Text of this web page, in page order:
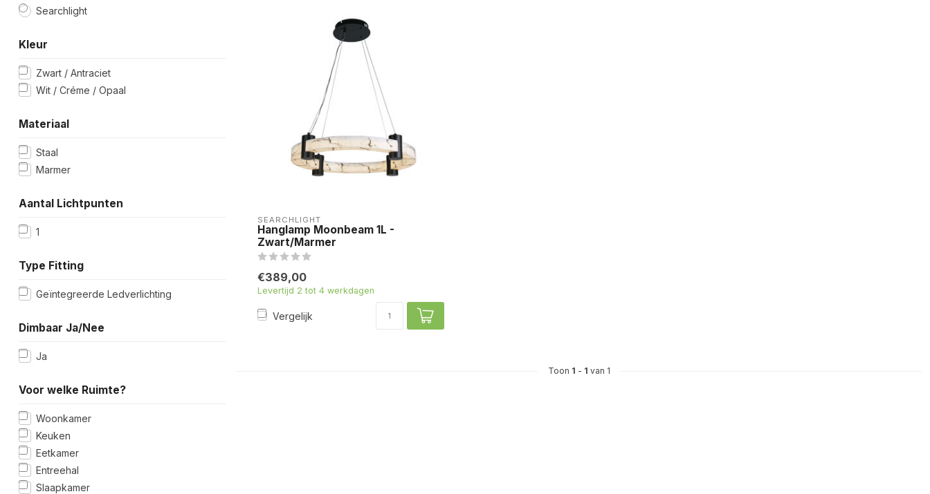
Searchlight
Kleur
Zwart / Antraciet
Wit / Créme / Opaal
Materiaal
Staal
Marmer
Aantal Lichtpunten
1
Type Fitting
Geïntegreerde Ledverlichting
Dimbaar Ja/Nee
Ja
Voor welke Ruimte?
Woonkamer
Keuken
Eetkamer
Entreehal
Slaapkamer
SEARCHLIGHT
Hanglamp Moonbeam 1L -
Zwart/Marmer
€389,00
Levertijd 2 tot 4 werkdagen
Vergelijk
Toon 1 - 1 van 1